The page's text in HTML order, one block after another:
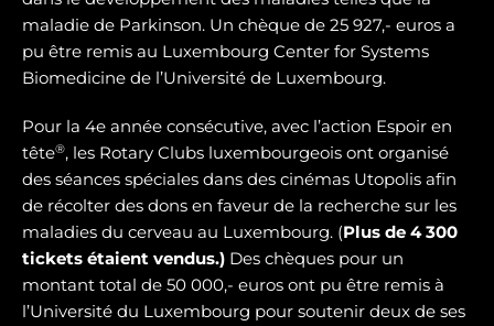
maladie de Parkinson. Un chèque de 25 927,- euros a
pu être remis au Luxembourg Center for Systems
Biomedicine de l’Université de Luxembourg.
Pour la 4e année consécutive, avec l’action Espoir en
tête®, les Rotary Clubs luxembourgeois ont organisé
des séances spéciales dans des cinémas Utopolis afin
de récolter des dons en faveur de la recherche sur les
maladies du cerveau au Luxembourg. (Plus de 4 300
tickets étaient vendus.) Des chèques pour un
montant total de 50 000,- euros ont pu être remis à
l’Université du Luxembourg pour soutenir deux de ses